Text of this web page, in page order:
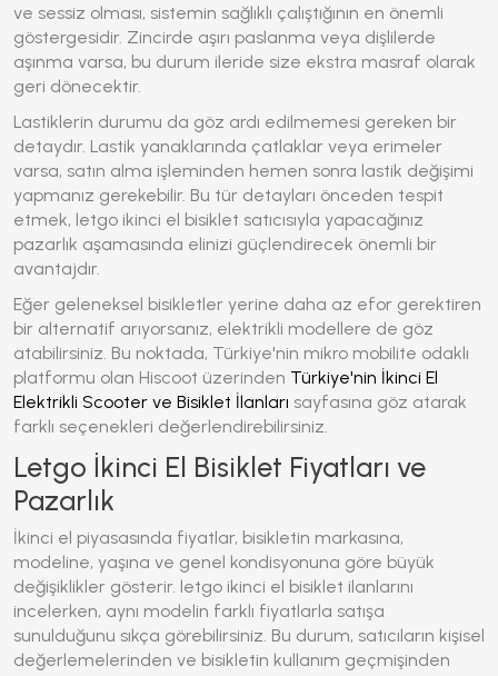
ve sessiz olması, sistemin sağlıklı çalıştığının en önemli
göstergesidir. Zincirde aşırı paslanma veya dişlilerde
aşınma varsa, bu durum ileride size ekstra masraf olarak
geri dönecektir.
Lastiklerin durumu da göz ardı edilmemesi gereken bir
detaydır. Lastik yanaklarında çatlaklar veya erimeler
varsa, satın alma işleminden hemen sonra lastik değişimi
yapmanız gerekebilir. Bu tür detayları önceden tespit
etmek, letgo ikinci el bisiklet satıcısıyla yapacağınız
pazarlık aşamasında elinizi güçlendirecek önemli bir
avantajdır.
Eğer geleneksel bisikletler yerine daha az efor gerektiren
bir alternatif arıyorsanız, elektrikli modellere de göz
atabilirsiniz. Bu noktada, Türkiye'nin mikro mobilite odaklı
platformu olan Hiscoot üzerinden Türkiye'nin İkinci El
Elektrikli Scooter ve Bisiklet İlanları sayfasına göz atarak
farklı seçenekleri değerlendirebilirsiniz.
Letgo İkinci El Bisiklet Fiyatları ve
Pazarlık
İkinci el piyasasında fiyatlar, bisikletin markasına,
modeline, yaşına ve genel kondisyonuna göre büyük
değişiklikler gösterir. letgo ikinci el bisiklet ilanlarını
incelerken, aynı modelin farklı fiyatlarla satışa
sunulduğunu sıkça görebilirsiniz. Bu durum, satıcıların kişisel
değerlemelerinden ve bisikletin kullanım geçmişinden